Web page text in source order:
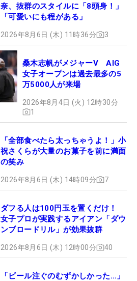
奈、抜群のスタイルに「8頭身！」
「可愛いにも程がある」
2026年8月6日 (木) 11時36分 3
桑木志帆がメジャーV AIG
女子オープンは過去最多の5
万5000人が来場
2026年8月4日 (火) 12時30分
1
「全部食べたら太っちゃうよ！」小
祝さくらが大量のお菓子を前に満面
の笑み
2026年8月6日 (木) 14時09分 7
ダフる人は100円玉を置くだけ！
女子プロが実践するアイアン「ダウ
ンブロードリル」が効果抜群
2026年8月6日 (木) 12時00分 40
「ビール注ぐのむずかしかった…」